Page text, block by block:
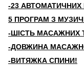
-23
5 ПРОГРАМ З
-ШІСТЬ МАСАЖНИХ
-ДОВЖИНА
-ВИТЯЖКА СПИНИ!